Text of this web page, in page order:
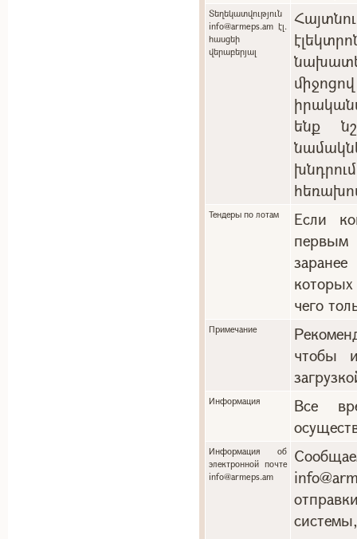
Տեղեկատվություն
info@armeps.am էլ.
հասցեի
վերաբերյալ
ենք
Тендеры по лотам
Если
первым
чего
Примечание
чтобы
Информация
Все
Информация об
электронной почте
info@armeps.am